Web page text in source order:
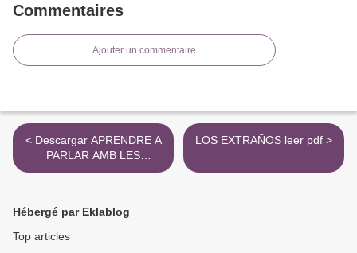
Commentaires
Ajouter un commentaire
< Descargar APRENDRE A
PARLAR AMB LES
PLANTES MARTA
LOS EXTRAÑOS leer pdf >
Hébergé par Eklablog
Top articles